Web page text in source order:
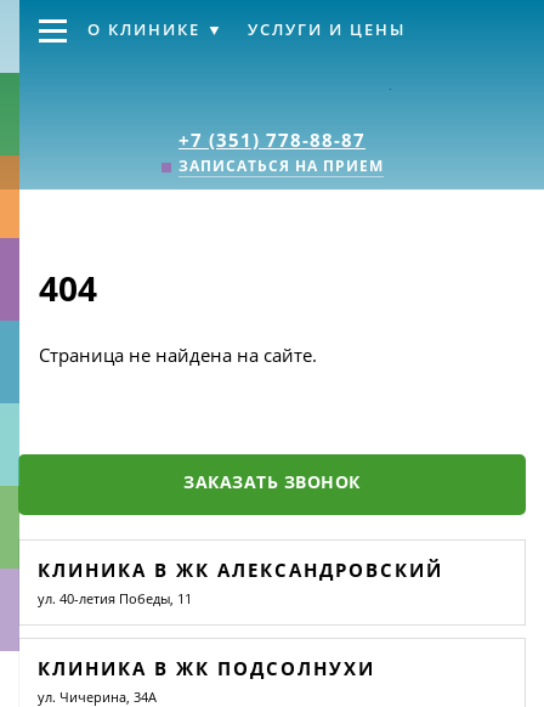
+7 (351) 778-88-87
ЗАПИСАТЬСЯ НА ПРИЕМ
О КЛИНИКЕ УСЛУГИ И ЦЕНЫ
404
Страница не найдена на сайте.
ЗАКАЗАТЬ ЗВОНОК
КЛИНИКА В ЖК АЛЕКСАНДРОВСКИЙ
ул. 40-летия Победы, 11
КЛИНИКА В ЖК ПОДСОЛНУХИ
ул. Чичерина, 34А